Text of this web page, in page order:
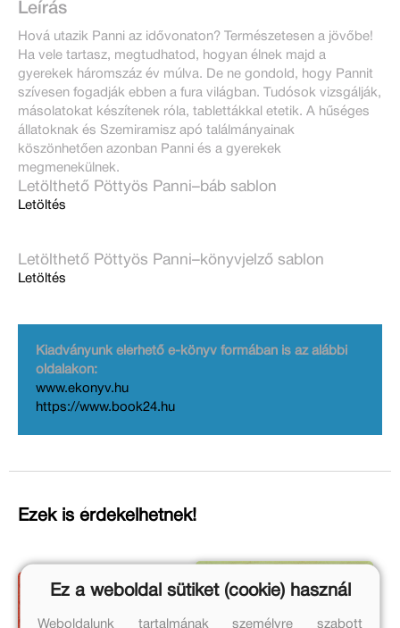
Leírás
Hová utazik Panni az idővonaton? Természetesen a jövőbe!
Ha vele tartasz, megtudhatod, hogyan élnek majd a
gyerekek háromszáz év múlva. De ne gondold, hogy Pannit
szívesen fogadják ebben a fura világban. Tudósok vizsgálják,
másolatokat készítenek róla, tablettákkal etetik. A hűséges
állatoknak és Szemiramisz apó találmányainak
köszönhetően azonban Panni és a gyerekek
megmenekülnek.
Letölthető Pöttyös Panni–báb sablon
Letöltés
Letölthető Pöttyös Panni–könyvjelző sablon
Letöltés
Kiadványunk elérhető e-könyv formában is az alábbi
oldalakon:
www.ekonyv.hu
https://www.book24.hu
Ezek is érdekelhetnek!
Ez a weboldal sütiket (cookie) használ
Weboldalunk tartalmának személyre szabott